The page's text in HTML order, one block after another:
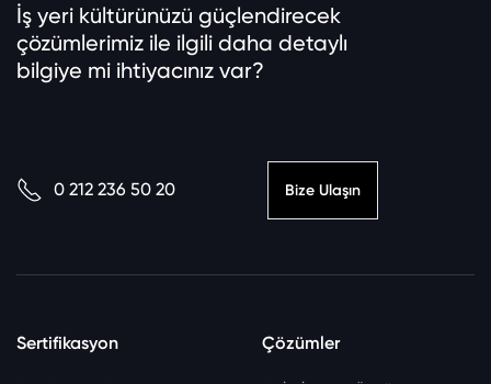
İş yeri kültürünüzü güçlendirecek
çözümlerimiz ile ilgili daha detaylı
bilgiye mi ihtiyacınız var?
0 212 236 50 20 Bize Ulaşın
Sertifikasyon Çözümler